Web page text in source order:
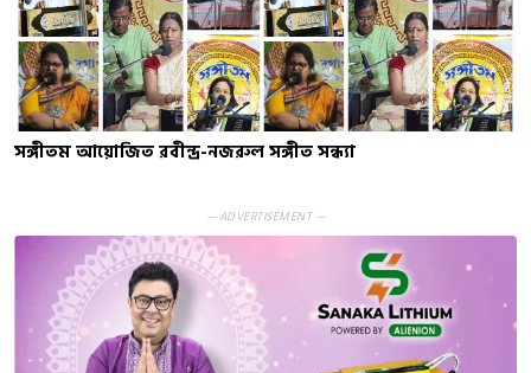
সঙ্গীতম আয়োজিত রবীন্দ্র-নজরুল সঙ্গীত সন্ধ্যা
— ADVERTISEMENT —